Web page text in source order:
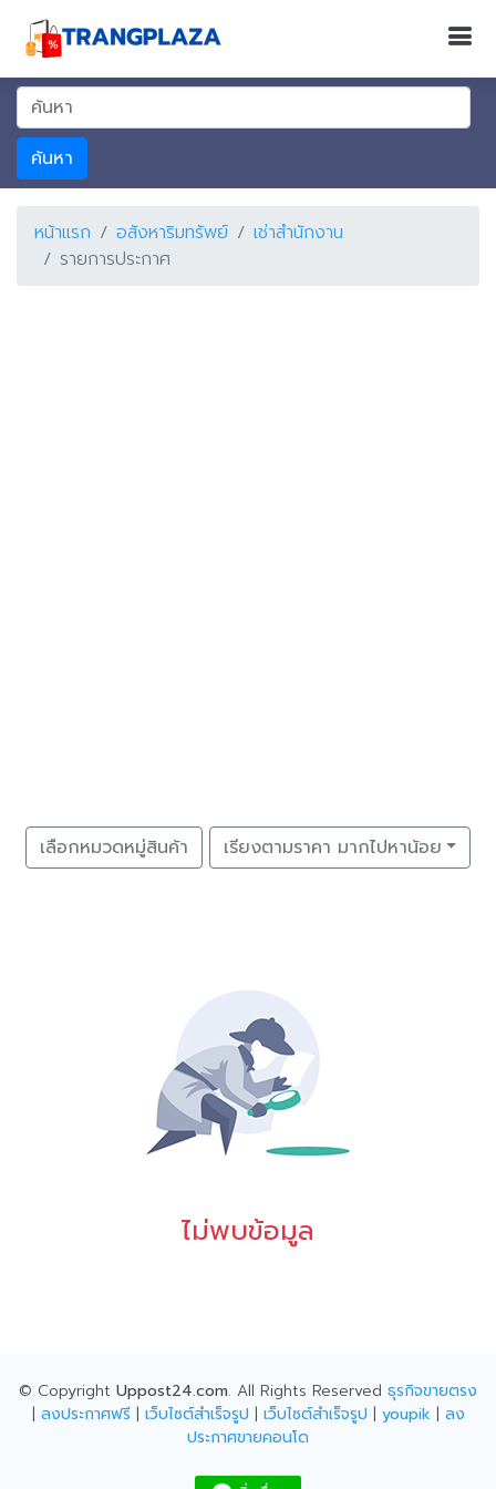
ค้นหา
หน้าแรก อสังหาริมทรัพย์
เช่าสำนักงาน
รายการประกาศ
เลือกหมวดหมู่สินค้า เรียงตามราคา มากไปหาน้อย
ไม่พบข้อมูล
© Copyright Uppost24.com. All Rights Reserved ธุรกิจขายตรง
| ลงประกาศฟรี| เว็บไซต์สำเร็จรูป | เว็บไซต์สำเร็จรูป | youpik | ลง
ประกาศขายคอนโด